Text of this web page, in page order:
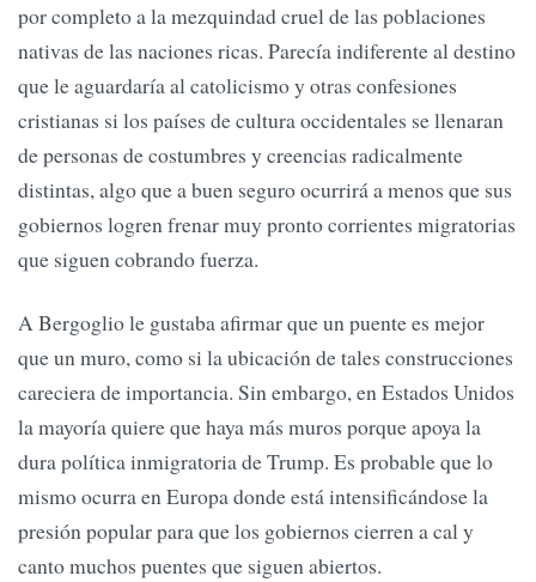
por completo a la mezquindad cruel de las poblaciones
nativas de las naciones ricas. Parecía indiferente al destino
que le aguardaría al catolicismo y otras confesiones
cristianas si los países de cultura occidentales se llenaran
de personas de costumbres y creencias radicalmente
distintas, algo que a buen seguro ocurrirá a menos que sus
gobiernos logren frenar muy pronto corrientes migratorias
que siguen cobrando fuerza.
A Bergoglio le gustaba afirmar que un puente es mejor
que un muro, como si la ubicación de tales construcciones
careciera de importancia. Sin embargo, en Estados Unidos
la mayoría quiere que haya más muros porque apoya la
dura política inmigratoria de Trump. Es probable que lo
mismo ocurra en Europa donde está intensificándose la
presión popular para que los gobiernos cierren a cal y
canto muchos puentes que siguen abiertos.